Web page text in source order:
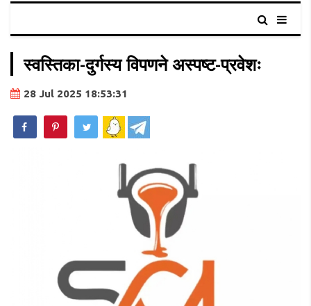
स्वस्तिका-दुर्गस्य विपणने अस्पष्ट-प्रवेशः
28 Jul 2025 18:53:31